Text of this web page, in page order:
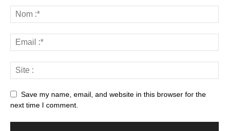
Save my name, email, and website in this browser for the
next time I comment.